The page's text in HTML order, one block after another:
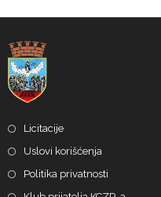
Licitacije
Uslovi korišćenja
Politika privatnosti